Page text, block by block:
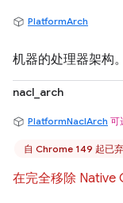
PlatformArch
机器的处理器架构。
nacl_arch
PlatformNaclArch 可
自 Chrome 149 起已
在完全移除 Native